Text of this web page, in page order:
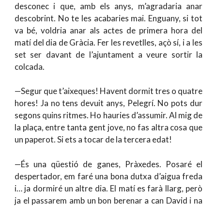
desconec i que, amb els anys, m’agradaria anar
descobrint. No te les acabaries mai. Enguany, si tot
va bé, voldria anar als actes de primera hora del
matí del dia de Gràcia. Fer les revetlles, açò sí, i a les
set ser davant de l’ajuntament a veure sortir la
colcada.
—Segur que t’aixeques! Havent dormit tres o quatre
hores! Ja no tens devuit anys, Pelegrí. No pots dur
segons quins ritmes. Ho hauries d’assumir. Al mig de
la plaça, entre tanta gent jove, no fas altra cosa que
un paperot. Si ets a tocar de la tercera edat!
—És una qüestió de ganes, Pràxedes. Posaré el
despertador, em faré una bona dutxa d’aigua freda
i… ja dormiré un altre dia. El matí es farà llarg, però
ja el passarem amb un bon berenar a can David i na